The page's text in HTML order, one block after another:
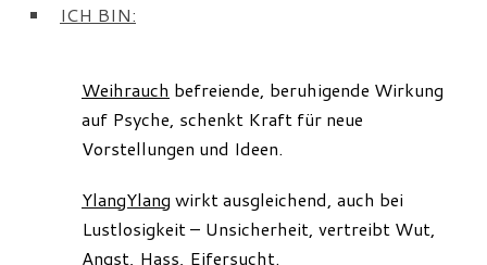
ICH BIN:
Weihrauch befreiende, beruhigende Wirkung
auf Psyche, schenkt Kraft für neue
Vorstellungen und Ideen.
YlangYlang wirkt ausgleichend, auch bei
Lustlosigkeit – Unsicherheit, vertreibt Wut,
Angst, Hass, Eifersucht.